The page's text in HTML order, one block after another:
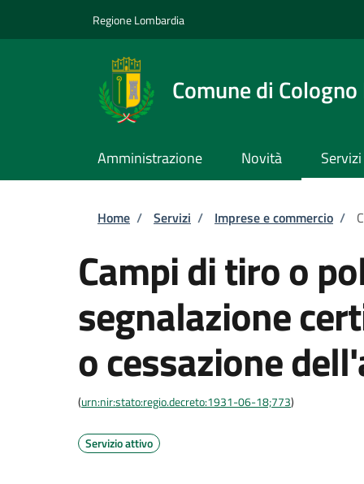
Regione Lombardia
Comune di
Amministrazione Novità Servizi
Briciole di pane
Home / Servizi / Imprese e commercio /
Campi di tiro o
segnalazione
o cessazione
(urn:nir:stato:regio.decreto:1931-06-18;773)
Servizio attivo